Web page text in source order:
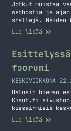
Jotkut muistaa
webhostia ja
shellejä. Näiden
ja tietoa itselleni
projektit ovat
tämä alku teille
kokeilkaa ja
lukemista #MKnet
Lue lisää
foorumi
KESKIVIIKKONA
Halusin hieman
Kisut.fi sivuston
kissaihmisiä
Lue lisää